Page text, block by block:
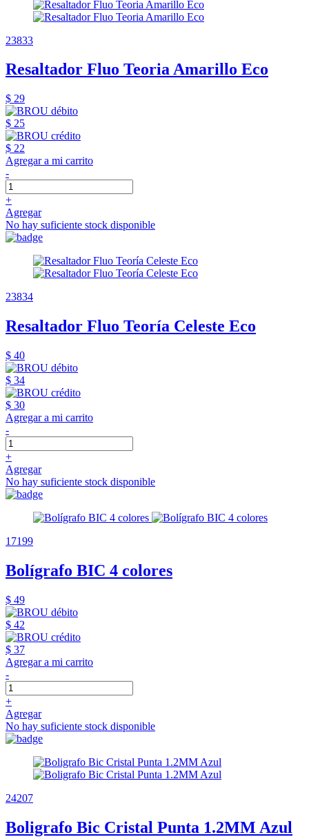
23833
Resaltador Fluo Teoria Amarillo Eco
$ 29
$ 25
$ 22
Agregar a mi carrito
-
+
Agregar
No hay suficiente stock disponible
23834
Resaltador Fluo Teoría Celeste Eco
$ 40
$ 34
$ 30
Agregar a mi carrito
-
+
Agregar
No hay suficiente stock disponible
17199
Bolígrafo BIC 4 colores
$ 49
$ 42
$ 37
Agregar a mi carrito
-
+
Agregar
No hay suficiente stock disponible
24207
Boligrafo Bic Cristal Punta 1.2MM Azul